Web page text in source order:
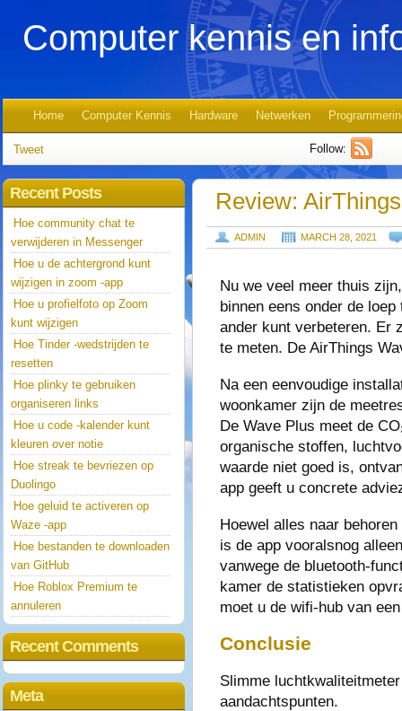
Computer kennis en
Home Computer Kennis Hardware Netwerken
Tweet Follow:
Review:
ADMIN MARCH 28, 2021
Nu we veel meer thuis
binnen eens onder de
ander kunt verbeteren. Er
te meten. De AirThings
Na een eenvoudige
woonkamer zijn de
De Wave Plus meet de
organische stoffen,
waarde niet goed is,
app geeft u concrete
Hoewel alles naar
is de app vooralsnog
vanwege de bluetooth-
kamer de statistieken
moet u de wifi-hub van
Conclusie
Slimme
aandachtspunten.
Recent Posts
Hoe community chat te
verwijderen in Messenger
Hoe u de achtergrond kunt
wijzigen in zoom -app
Hoe u profielfoto op Zoom
kunt wijzigen
Hoe Tinder -wedstrijden te
resetten
Hoe plinky te gebruiken
organiseren links
Hoe u code -kalender kunt
kleuren over notie
Hoe streak te bevriezen op
Duolingo
Hoe geluid te activeren op
Waze -app
Hoe bestanden te downloaden
van GitHub
Hoe Roblox Premium te
annuleren
Recent Comments
Meta